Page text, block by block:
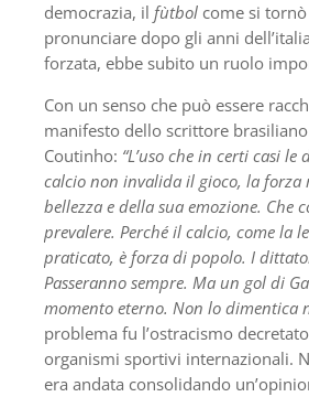
democrazia, il fùtbol come si
pronunciare dopo gli anni
forzata, ebbe subito un ruolo
Con un senso che può essere
manifesto dello scrittore
Coutinho: “L’uso che in certi casi
calcio non invalida il gioco, la forza
bellezza e della sua emozione. Che
prevalere. Perché il calcio, come la
praticato, è forza di popolo. I
Passeranno sempre. Ma un gol di
momento eterno. Non lo dimentica
problema fu l’ostracismo
organismi sportivi internazionali.
era andata consolidando